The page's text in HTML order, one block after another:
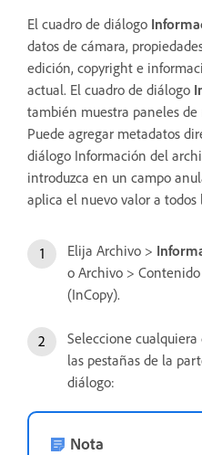
El cuadro de diálogo
datos de cámara,
edición, copyright e
actual. El cuadro de diálogo
también muestra paneles de
Puede agregar metadatos
diálogo Información del
introduzca en un campo
aplica el nuevo valor a todos
Elija Archivo >
o Archivo > Contenido
(InCopy).
Seleccione
las pestañas de la
diálogo:
Nota